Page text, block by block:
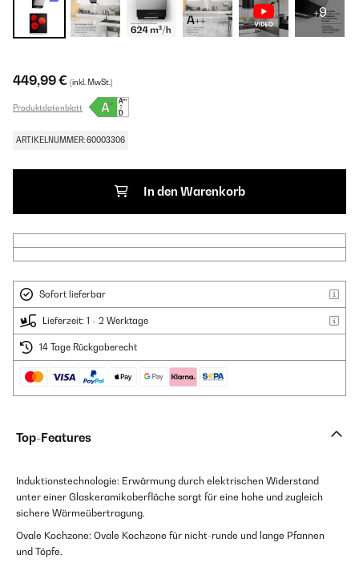
+9
449,99 € (inkl. MwSt.)
Produktdatenblatt
ARTIKELNUMMER: 60003306
In den Warenkorb
Sofort lieferbar
Lieferzeit: 1 - 2 Werktage
14 Tage Rückgaberecht
Top-Features
Induktionstechnologie: Erwärmung durch elektrischen Widerstand
unter einer Glaskeramikoberfläche sorgt für eine hohe und zugleich
sichere Wärmeübertragung.
Ovale Kochzone: Ovale Kochzone für nicht-runde und lange Pfannen
und Töpfe.